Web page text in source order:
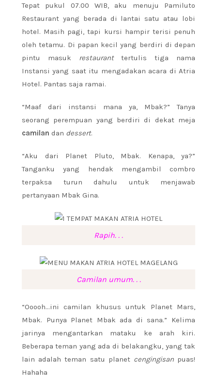
Tepat pukul 07.00 WIB, aku menuju Pamiluto
Restaurant yang berada di lantai satu atau lobi
hotel. Masih pagi, tapi kursi hampir terisi penuh
oleh tetamu. Di papan kecil yang berdiri di depan
pintu masuk restauranttertulis tiga nama
Instansi yang saat itu mengadakan acara di Atria
Hotel. Pantas saja ramai.
“Maaf dari instansi mana ya, Mbak?” Tanya
seorang perempuan yang berdiri di dekat meja
camilan dan dessert.
“Aku dari Planet Pluto, Mbak. Kenapa, ya?”
Tanganku yang hendak mengambil combro
terpaksa turun dahulu untuk menjawab
pertanyaan Mbak Gina.
Rapih. . .
Camilan umum. . .
“Ooooh…ini camilan khusus untuk Planet Mars,
Mbak. Punya Planet Mbak ada di sana.” Kelima
jarinya mengantarkan mataku ke arah kiri.
Beberapa teman yang ada di belakangku, yang tak
lain adalah teman satu planet cengingisanpuas!
Hahaha